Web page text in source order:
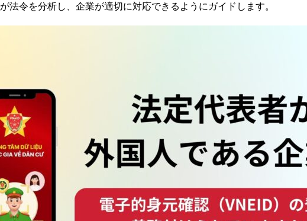
が法令を分析し、企業が適切に対応できるようにガイドします。